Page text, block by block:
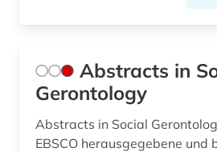
bibliotheksbestand (1)
bibliothekswesen (1)
Abstracts in
Gerontology
Abstracts in Social
EBSCO herausgegebene und